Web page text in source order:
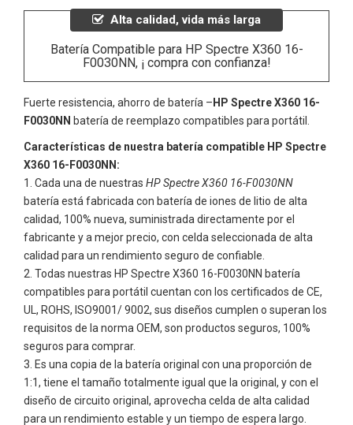
Alta calidad, vida más larga
Batería Compatible para HP Spectre X360 16-
F0030NN, ¡ compra con confianza!
Fuerte resistencia, ahorro de batería – HP Spectre X360 16-
F0030NN batería de reemplazo compatibles para portátil.
Características de nuestra batería compatible HP Spectre
X360 16-F0030NN:
Cada una de nuestras HP Spectre X360 16-F0030NN
batería está fabricada con batería de iones de litio de alta
calidad, 100% nueva, suministrada directamente por el
fabricante y a mejor precio, con celda seleccionada de alta
calidad para un rendimiento seguro de confiable.
Todas nuestras HP Spectre X360 16-F0030NN batería
compatibles para portátil cuentan con los certificados de CE,
UL, ROHS, ISO9001/ 9002, sus diseños cumplen o superan los
requisitos de la norma OEM, son productos seguros, 100%
seguros para comprar.
Es una copia de la batería original con una proporción de
1:1, tiene el tamaño totalmente igual que la original, y con el
diseño de circuito original, aprovecha celda de alta calidad
para un rendimiento estable y un tiempo de espera largo.